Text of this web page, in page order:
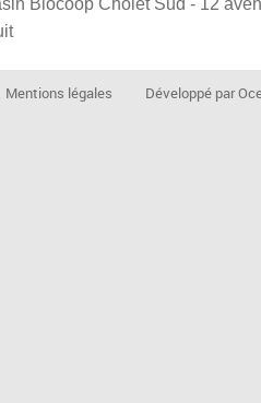
Biocoop Cholet Sud - 12
Mentions légales Développé par